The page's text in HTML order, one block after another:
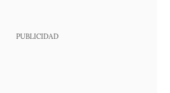
PUBLICIDAD